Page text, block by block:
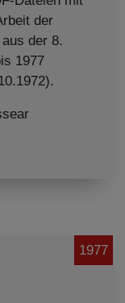
der
der 8.
1977
1977